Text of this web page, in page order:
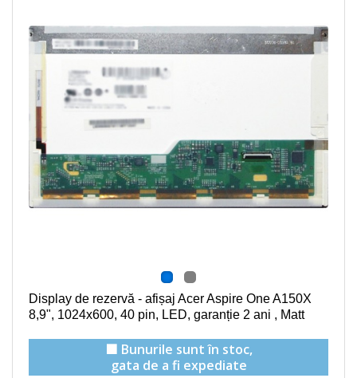
Display de rezervă - afișaj Acer Aspire One A150X
8,9", 1024x600, 40 pin, LED, garanție 2 ani , Matt
🟩 Bunurile sunt în stoc,
gata de a fi expediate